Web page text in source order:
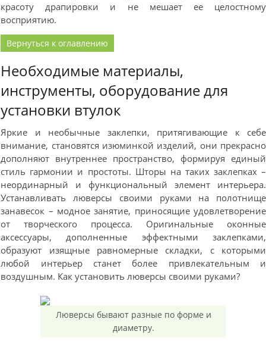
красоту драпировки и не мешает ее целостному
восприятию.
Вернуться к оглавлению
Необходимые материалы,
инструменты, оборудование для
установки втулок
Яркие и необычные заклепки, притягивающие к себе
внимание, становятся изюминкой изделий, они прекрасно
дополняют внутреннее пространство, формируя единый
стиль гармонии и простоты. Шторы на таких заклепках –
неординарный и функциональный элемент интерьера.
Устанавливать люверсы своими руками на полотнище
занавесок – модное занятие, приносящие удовлетворение
от творческого процесса. Оригинальные оконные
аксессуары, дополненные эффектными заклепками,
образуют изящные равномерные складки, с которыми
любой интерьер станет более привлекательным и
воздушным. Как установить люверсы своими руками?
Люверсы бывают разные по форме и
диаметру.